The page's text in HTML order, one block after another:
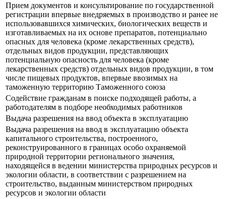
Прием документов и консультирование по государственной
регистрации впервые внедряемых в производство и ранее не
использовавшихся химических, биологических веществ и
изготавливаемых на их основе препаратов, потенциально
опасных для человека (кроме лекарственных средств),
отдельных видов продукции, представляющих
потенциальную опасность для человека (кроме
лекарственных средств) отдельных видов продукции, в том
числе пищевых продуктов, впервые ввозимых на
таможенную территорию Таможенного союза
Содействие гражданам в поиске подходящей работы, а
работодателям в подборе необходимых работников
Выдача разрешения на ввод объекта в эксплуатацию
Выдача разрешения на ввод в эксплуатацию объекта
капитального строительства, построенного,
реконструированного в границах особо охраняемой
природной территории регионального значения,
находящейся в ведении министерства природных ресурсов и
экологии области, в соответствии с разрешением на
строительство, выданным министерством природных
ресурсов и экологии области